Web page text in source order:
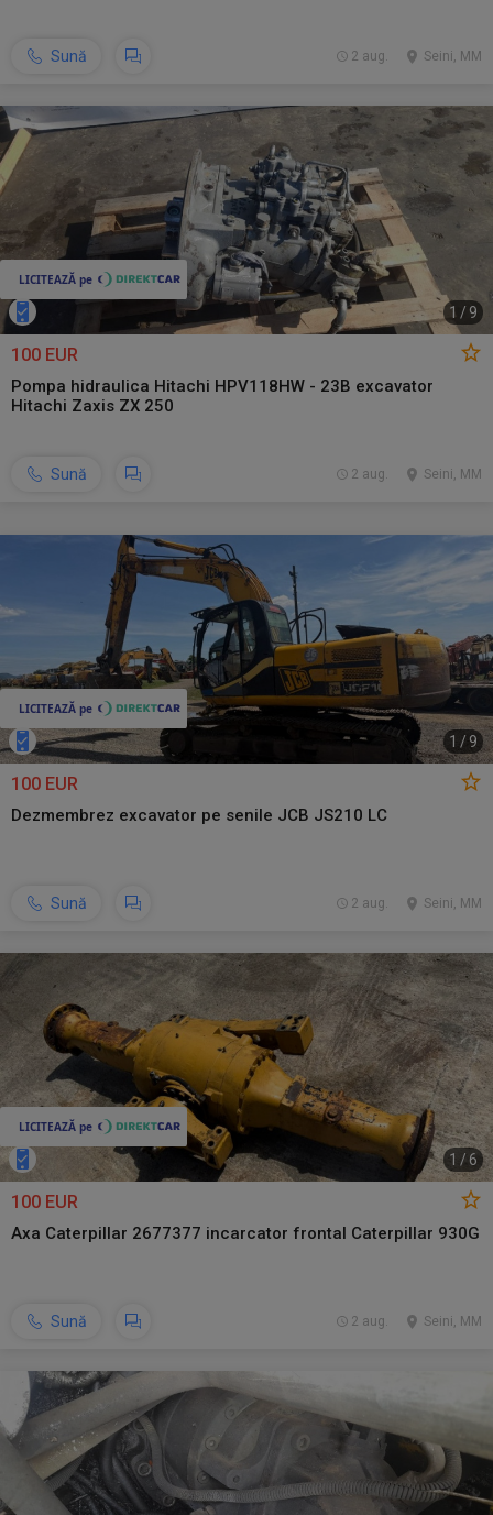
Sună Seini, MM
2 aug.
1 / 9
100 EUR
Pompa hidraulica Hitachi HPV118HW - 23B excavator
Hitachi Zaxis ZX 250
Sună Seini, MM
2 aug.
1 / 9
100 EUR
Dezmembrez excavator pe senile JCB JS210 LC
Sună Seini, MM
2 aug.
1 /6
100 EUR
Axa Caterpillar 2677377 incarcator frontal Caterpillar 930G
Sună Seini, MM
2 aug.